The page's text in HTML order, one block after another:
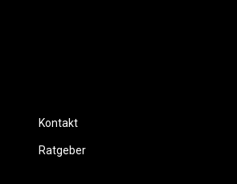
Kontakt
Ratgeber